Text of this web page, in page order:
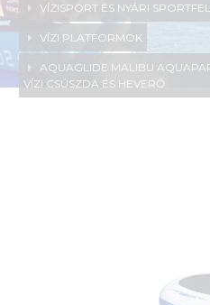
VÍZISPORT ÉS NYÁRI
VÍZI PLATFORMOK
AQUAGLIDE MALIBU
VÍZI CSÚSZDA ÉS HEVERŐ